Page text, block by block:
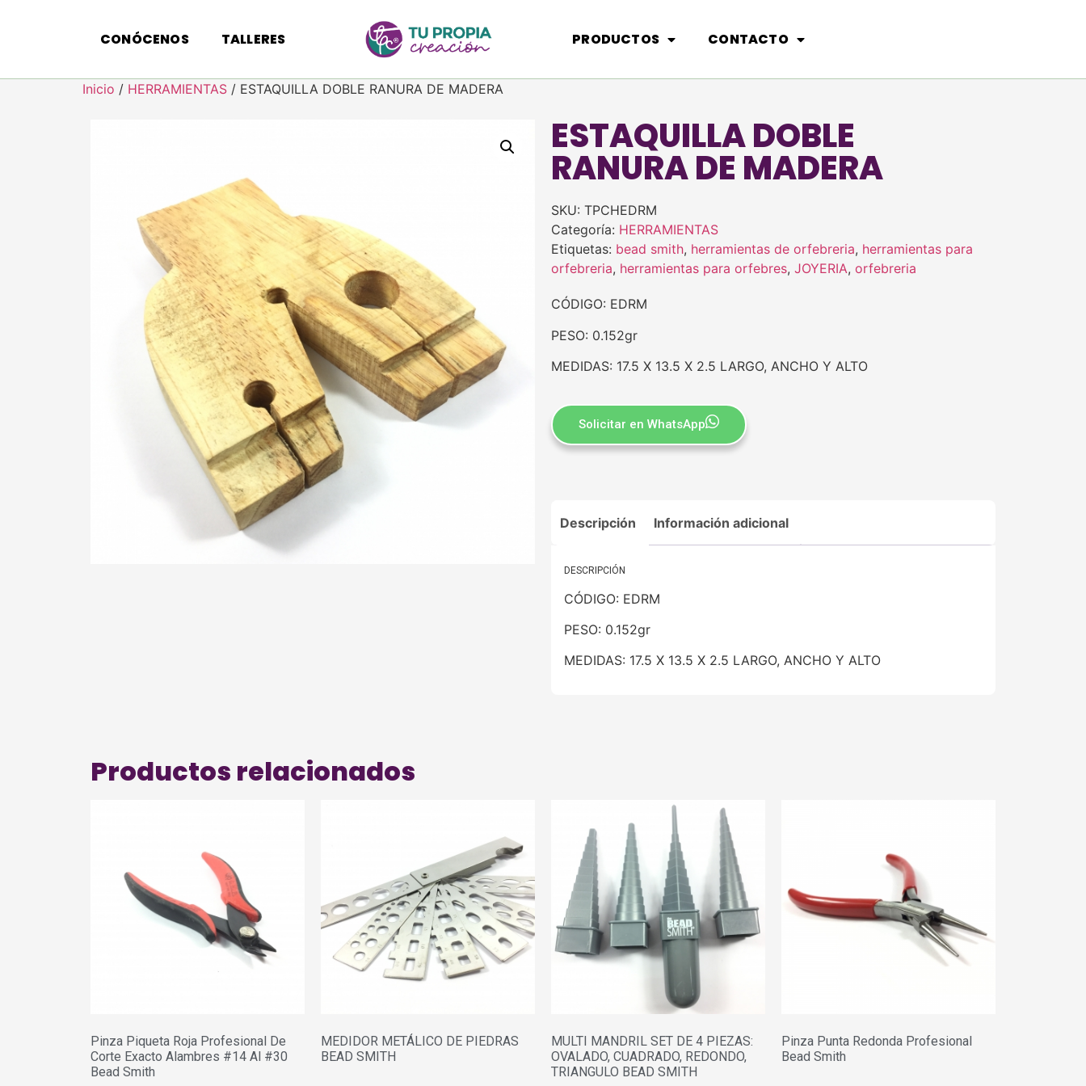
CONÓCENOS TALLERES PRODUCTOS CONTACTO
Inicio / HERRAMIENTAS / ESTAQUILLA DOBLE RANURA DE MADERA
ESTAQUILLA DOBLE
RANURA DE MADERA
SKU: TPCHEDRM
Categoría: HERRAMIENTAS
Etiquetas: bead smith, herramientas de orfebreria, herramientas para
orfebreria, herramientas para orfebres, JOYERIA, orfebreria
CÓDIGO: EDRM
PESO: 0.152gr
MEDIDAS: 17.5 X 13.5 X 2.5 LARGO, ANCHO Y ALTO
Solicitar en WhatsApp
Descripción Información adicional
DESCRIPCIÓN
CÓDIGO: EDRM
PESO: 0.152gr
MEDIDAS: 17.5 X 13.5 X 2.5 LARGO, ANCHO Y ALTO
Productos relacionados
Pinza Piqueta Roja Profesional De
Corte Exacto Alambres #14 Al #30
Bead Smith
MEDIDOR METÁLICO DE PIEDRAS
BEAD SMITH
MULTI MANDRIL SET DE 4 PIEZAS:
OVALADO, CUADRADO, REDONDO,
TRIANGULO BEAD SMITH
Pinza Punta Redonda Profesional
Bead Smith